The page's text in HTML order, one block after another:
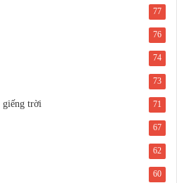
77
76
74
73
giếng trời 71
67
62
60